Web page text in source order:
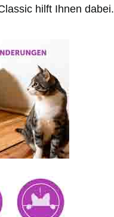
hilft Ihnen dabei.